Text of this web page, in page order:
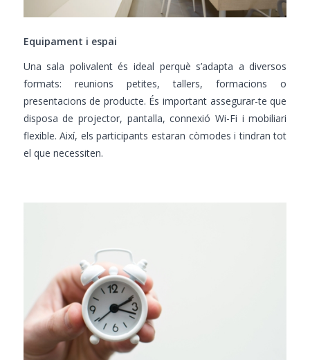
Equipament i espai
Una sala polivalent és ideal perquè s’adapta a diversos
formats: reunions petites, tallers, formacions o
presentacions de producte. És important assegurar-te que
disposa de projector, pantalla, connexió Wi-Fi i mobiliari
flexible. Així, els participants estaran còmodes i tindran tot
el que necessiten.